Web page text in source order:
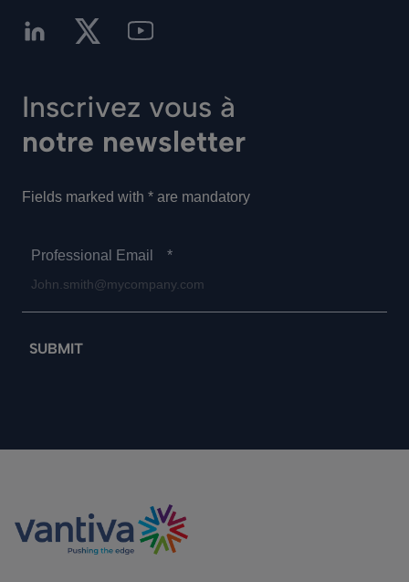
Inscrivez vous à
notre newsletter
Fields marked with * are mandatory
Professional Email *